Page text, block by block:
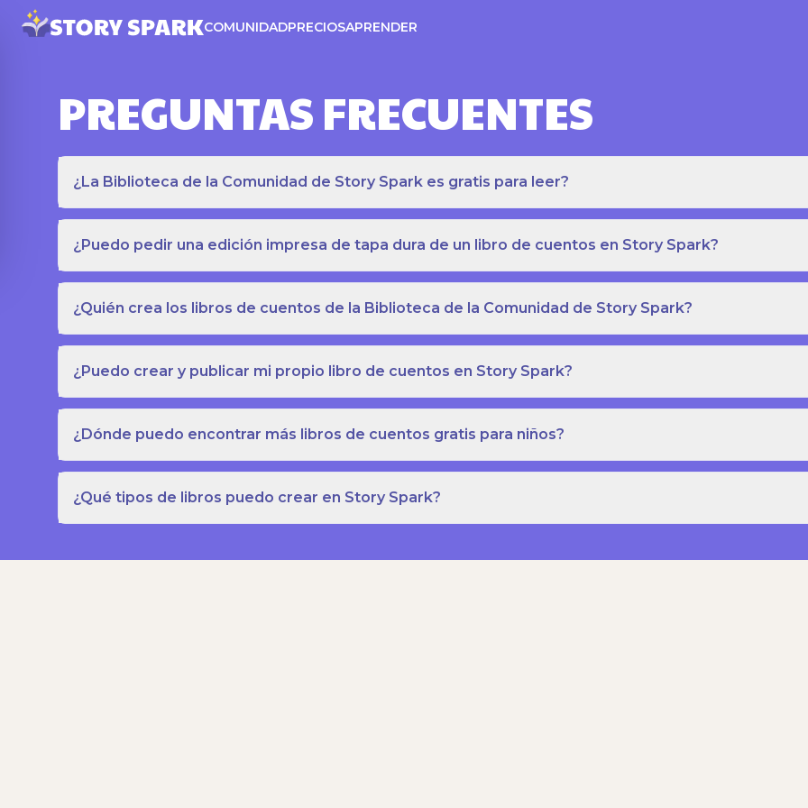
COMUNIDADPRECIOSAPRENDER
PREGUNTAS FRECUENTES
¿La Biblioteca de la Comunidad de Story Spark es gratis para leer?
¿Puedo pedir una edición impresa de tapa dura de un libro de cuentos en Story Spark?
¿Quién crea los libros de cuentos de la Biblioteca de la Comunidad de Story Spark?
¿Puedo crear y publicar mi propio libro de cuentos en Story Spark?
¿Dónde puedo encontrar más libros de cuentos gratis para niños?
¿Qué tipos de libros puedo crear en Story Spark?